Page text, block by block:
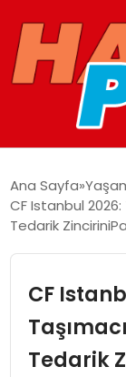
GUNCEL
SPOR
Ana Sayfa
CF Istanbul 2026:
Tedarik
CF
Tedarik